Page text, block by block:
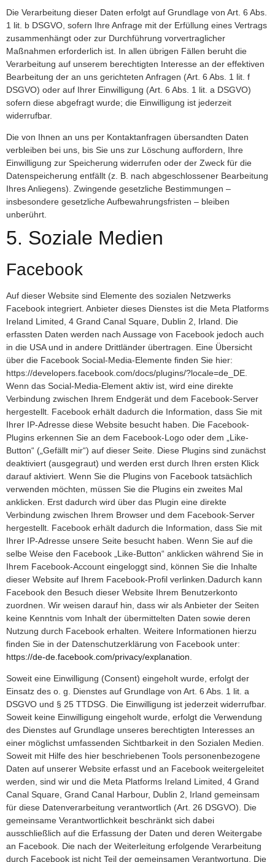
Die Verarbeitung dieser Daten erfolgt auf Grundlage von Art. 6 Abs.
1 lit. b DSGVO, sofern Ihre Anfrage mit der Erfüllung eines Vertrags
zusammenhängt oder zur Durchführung vorvertraglicher
Maßnahmen erforderlich ist. In allen übrigen Fällen beruht die
Verarbeitung auf unserem berechtigten Interesse an der effektiven
Bearbeitung der an uns gerichteten Anfragen (Art. 6 Abs. 1 lit. f
DSGVO) oder auf Ihrer Einwilligung (Art. 6 Abs. 1 lit. a DSGVO)
sofern diese abgefragt wurde; die Einwilligung ist jederzeit
widerrufbar.
Die von Ihnen an uns per Kontaktanfragen übersandten Daten
verbleiben bei uns, bis Sie uns zur Löschung auffordern, Ihre
Einwilligung zur Speicherung widerrufen oder der Zweck für die
Datenspeicherung entfällt (z. B. nach abgeschlossener Bearbeitung
Ihres Anliegens). Zwingende gesetzliche Bestimmungen –
insbesondere gesetzliche Aufbewahrungsfristen – bleiben
unberührt.
5. Soziale Medien
Facebook
Auf dieser Website sind Elemente des sozialen Netzwerks
Facebook integriert. Anbieter dieses Dienstes ist die Meta Platforms
Ireland Limited, 4 Grand Canal Square, Dublin 2, Irland. Die
erfassten Daten werden nach Aussage von Facebook jedoch auch
in die USA und in andere Drittländer übertragen. Eine Übersicht
über die Facebook Social-Media-Elemente finden Sie hier:
https://developers.facebook.com/docs/plugins/?locale=de_DE.
Wenn das Social-Media-Element aktiv ist, wird eine direkte
Verbindung zwischen Ihrem Endgerät und dem Facebook-Server
hergestellt. Facebook erhält dadurch die Information, dass Sie mit
Ihrer IP-Adresse diese Website besucht haben. Die Facebook-
Plugins erkennen Sie an dem Facebook-Logo oder dem „Like-
Button“ („Gefällt mir“) auf dieser Seite. Diese Plugins sind zunächst
deaktiviert (ausgegraut) und werden erst durch Ihren ersten Klick
darauf aktiviert. Wenn Sie die Plugins von Facebook tatsächlich
verwenden möchten, müssen Sie die Plugins ein zweites Mal
anklicken. Erst dadurch wird über das Plugin eine direkte
Verbindung zwischen Ihrem Browser und dem Facebook-Server
hergestellt. Facebook erhält dadurch die Information, dass Sie mit
Ihrer IP-Adresse unsere Seite besucht haben. Wenn Sie auf die
selbe Weise den Facebook „Like-Button“ anklicken während Sie in
Ihrem Facebook-Account eingeloggt sind, können Sie die Inhalte
dieser Website auf Ihrem Facebook-Profil verlinken.Dadurch kann
Facebook den Besuch dieser Website Ihrem Benutzerkonto
zuordnen. Wir weisen darauf hin, dass wir als Anbieter der Seiten
keine Kenntnis vom Inhalt der übermittelten Daten sowie deren
Nutzung durch Facebook erhalten. Weitere Informationen hierzu
finden Sie in der Datenschutzerklärung von Facebook unter:
https://de-de.facebook.com/privacy/explanation
Soweit eine Einwilligung (Consent) eingeholt wurde, erfolgt der
Einsatz des o. g. Dienstes auf Grundlage von Art. 6 Abs. 1 lit. a
DSGVO und § 25 TTDSG. Die Einwilligung ist jederzeit widerrufbar.
Soweit keine Einwilligung eingeholt wurde, erfolgt die Verwendung
des Dienstes auf Grundlage unseres berechtigten Interesses an
einer möglichst umfassenden Sichtbarkeit in den Sozialen Medien.
Soweit mit Hilfe des hier beschriebenen Tools personenbezogene
Daten auf unserer Website erfasst und an Facebook weitergeleitet
werden, sind wir und die Meta Platforms Ireland Limited, 4 Grand
Canal Square, Grand Canal Harbour, Dublin 2, Irland gemeinsam
für diese Datenverarbeitung verantwortlich (Art. 26 DSGVO). Die
gemeinsame Verantwortlichkeit beschränkt sich dabei
ausschließlich auf die Erfassung der Daten und deren Weitergabe
an Facebook. Die nach der Weiterleitung erfolgende Verarbeitung
durch Facebook ist nicht Teil der gemeinsamen Verantwortung. Die